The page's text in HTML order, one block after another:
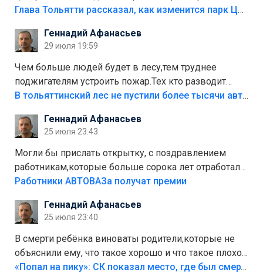
аттракционам слабо доделать?А то бордюры
лежала в парке и испортилась.Да еще,видимо,часть
украли.
Глава Тольятти рассказал, как изменится парк Центрального района
Геннадий Афанасьев
29 июля 19:59
Чем больше людей будет в лесу,тем труднее
поджигателям устроить пожар.Тех кто разводит
костры,тех надо безбожно штрафовать.Камер полно
Штрафы мизерные.
В тольяттинский лес не пустили более тысячи автомобилей
Геннадий Афанасьев
25 июля 23:43
Могли бы прислать открытку, с поздравлением
работникам,которые больше сорока лет отработали
на предприятии.
Работники АВТОВАЗа получат премии
Геннадий Афанасьев
25 июля 23:40
В смерти ребёнка виноваты родители,которые не
объяснили ему, что такое хорошо и что такое плохо!
Лезть через такой забор,верх безумия,есть же
«Попал на пику»: СК показал место, где был смертельно травмирован ребенок в Тольятти